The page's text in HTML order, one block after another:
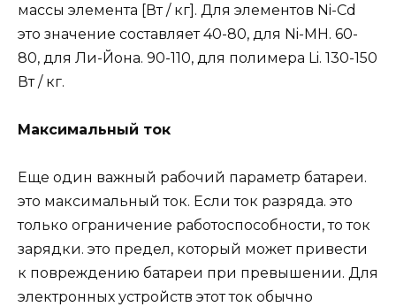
массы элемента [Вт / кг]. Для элементов Ni-Cd
это значение составляет 40-80, для Ni-MH. 60-
80, для Ли-Йона. 90-110, для полимера Li. 130-150
Вт / кг.
Максимальный ток
Еще один важный рабочий параметр батареи.
это максимальный ток. Если ток разряда. это
только ограничение работоспособности, то ток
зарядки. это предел, который может привести
к повреждению батареи при превышении. Для
электронных устройств этот ток обычно